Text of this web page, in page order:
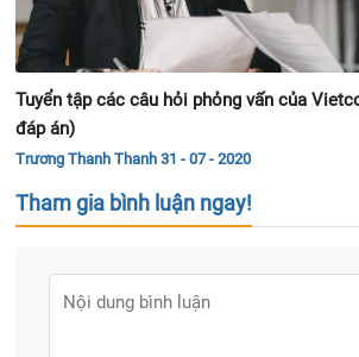
đáp án)
Trương Thanh Thanh 31 - 07 - 2020
Tham gia bình luận ngay!